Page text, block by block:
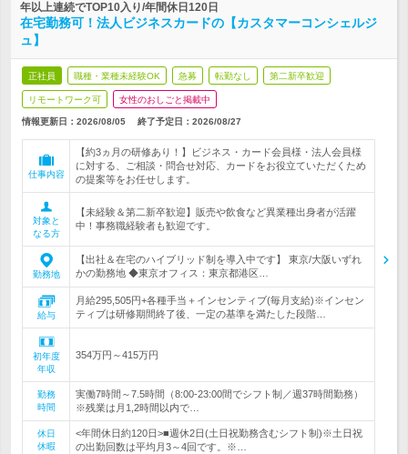
年以上連続でTOP10入り/年間休日120日
在宅勤務可！法人ビジネスカードの【カスタマーコンシェルジ
ュ】
正社員 職種・業種未経験OK 急募 転勤なし 第二新卒歓迎
リモートワーク可 女性のおしごと掲載中
情報更新日：2026/08/05 終了予定日： 2026/08/27
仕事内容
【約3ヵ月の研修あり！】ビジネス・カード会員様・法人会員様
に対する、ご相談・問合せ対応、カードをお役立ていただくため
の提案等をお任せします。
対象と
なる方
【未経験＆第二新卒歓迎】販売や飲食など異業種出身者が活躍
中！事務職経験者も歓迎です。
勤務地
【出社＆在宅のハイブリッド制を導入中です】 東京/大阪いずれ
かの勤務地 ◆東京オフィス：東京都港区…
給与
月給295,505円+各種手当＋インセンティブ(毎月支給)※インセン
ティブは研修期間終了後、一定の基準を満たした段階…
初年度
年収
354万円～415万円
勤務
時間
実働7時間～7.5時間（8:00-23:00間でシフト制／週37時間勤務）
※残業は月1,2時間以内で…
休日
休暇
<年間休日約120日>■週休2日(土日祝勤務含むシフト制)※土日祝
の出勤回数は平均月3～4回です。※…